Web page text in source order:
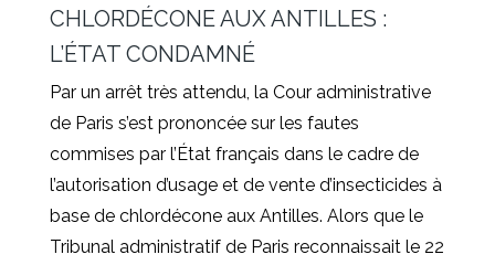
CHLORDÉCONE AUX ANTILLES :
L’ÉTAT CONDAMNÉ
Par un arrêt très attendu, la Cour administrative
de Paris s’est prononcée sur les fautes
commises par l’État français dans le cadre de
l’autorisation d’usage et de vente d’insecticides à
base de chlordécone aux Antilles. Alors que le
Tribunal administratif de Paris reconnaissait le 22